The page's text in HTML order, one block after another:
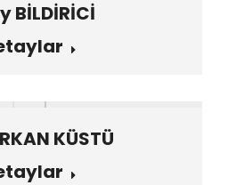
BİLDİRİCİ
KÜSTÜ